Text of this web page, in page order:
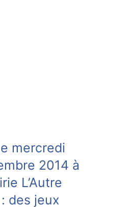
mercredi
2014 à
L’Autre
des jeux